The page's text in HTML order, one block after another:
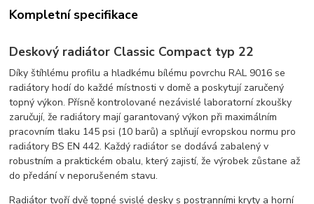
Kompletní specifikace
Deskový radiátor Classic Compact typ 22
Díky štíhlému profilu a hladkému bílému povrchu RAL 9016 se
radiátory hodí do každé místnosti v domě a poskytují zaručený
topný výkon. Přísně kontrolované nezávislé laboratorní zkoušky
zaručují, že radiátory mají garantovaný výkon při maximálním
pracovním tlaku 145 psi (10 barů) a splňují evropskou normu pro
radiátory BS EN 442. Každý radiátor se dodává zabalený v
robustním a praktickém obalu, který zajistí, že výrobek zůstane až
do předání v neporušeném stavu.
Radiátor tvoří dvě topné svislé desky s postranními kryty a horní